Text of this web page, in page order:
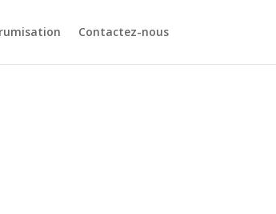
Contactez-nous